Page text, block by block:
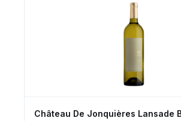
Château De Jonquières Lansade